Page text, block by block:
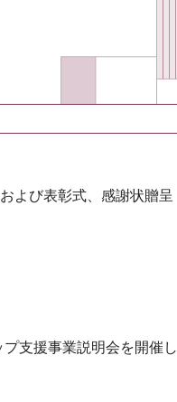
よび表彰式、感謝状贈呈
支援事業説明会を開催し